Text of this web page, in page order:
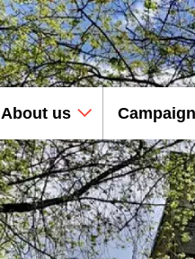
About us